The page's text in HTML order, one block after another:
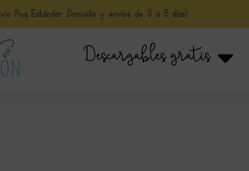
Paq Estándar Domicilio y envíos de 3 a 5 días)
Descargables gratis